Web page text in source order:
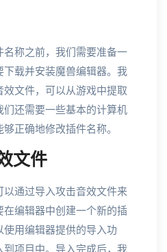
称之前，我们需要准备一
载并安装魔兽编辑器。我
文件，可以从游戏中提取
还需要一些基本的计算机
正确地修改插件名称。
文件
通过导入攻击音效文件来
编辑器中创建一个新的插
用编辑器提供的导入功
项目中。导入完成后，我